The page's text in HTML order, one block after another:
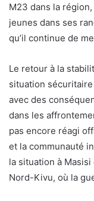
M23 dans la
jeunes dans ses
qu’il continue de
Le retour à la
situation sécuritaire
avec des
dans les
pas encore réagi
et la communauté
la situation à
Nord-Kivu, où la